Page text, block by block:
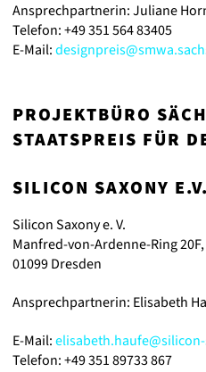
Ansprechpartnerin: Juliane
Telefon: +49 351 564 83405
E-Mail:
PROJEKTBÜRO
STAATSPREIS FÜR
SILICON SAXONY E.V.
Silicon Saxony e. V.
Manfred-von-Ardenne-Ring 20F,
01099 Dresden
Ansprechpartnerin: Elisabeth
E-Mail:
Telefon: +49 351 89733 867